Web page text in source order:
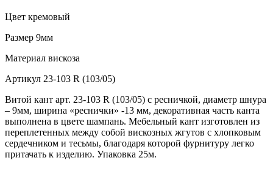
Цвет кремовый
Размер 9мм
Материал вискоза
Артикул 23-103 R (103/05)
Витой кант арт. 23-103 R (103/05) с ресничкой, диаметр шнура
– 9мм, ширина «реснички» -13 мм, декоративная часть канта
выполнена в цвете шампань. Мебельный кант изготовлен из
переплетенных между собой вискозных жгутов с хлопковым
сердечником и тесьмы, благодаря которой фурнитуру легко
притачать к изделию. Упаковка 25м.